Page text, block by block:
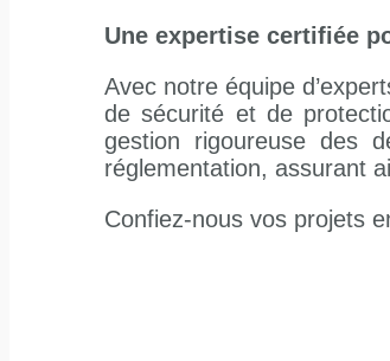
Une expertise certifiée
Avec notre équipe
de sécurité et de
gestion rigoureuse des
réglementation, assurant
Confiez-nous vos projets